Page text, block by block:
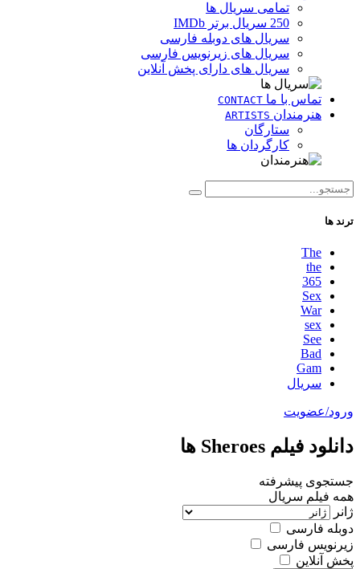
تمامی سریال ها
250 سریال برتر IMDb
سریال های دوبله فارسی
سریال های زیرنویس فارسی
سریال های دارای پخش آنلاین
تماس با ما CONTACT
هنرمندان ARTISTS
ستارگان
کارگردان ها
ترند ها
The
the
365
Sex
War
sex
See
Bad
Gam
سریال
ورود/عضویت
دانلود فیلم Sheroes ها
جستجوی پیشرفته
همه فیلم سریال
ژانر
دوبله فارسی
زیرنویس فارسی
پخش آنلاین